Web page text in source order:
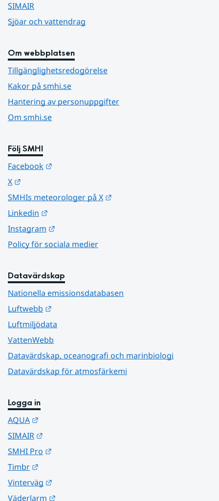
SIMAIR
Sjöar och vattendrag
Om webbplatsen
Tillgänglighetsredogörelse
Kakor på smhi.se
Hantering av personuppgifter
Om smhi.se
Följ SMHI
Facebook
X
SMHIs meteorologer på X
Linkedin
Instagram
Policy för sociala medier
Datavärdskap
Nationella emissionsdatabasen
Luftwebb
Luftmiljödata
VattenWebb
Datavärdskap, oceanografi och marinbiologi
Datavärdskap för atmosfärkemi
Logga in
AQUA
SIMAIR
SMHI Pro
Timbr
Vinterväg
Väderlarm